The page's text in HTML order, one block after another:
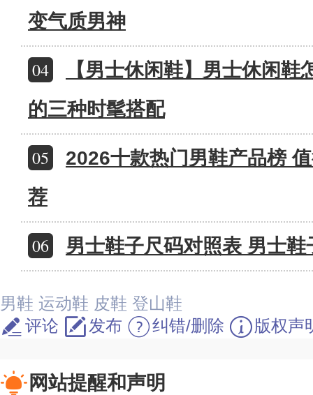
变气质男神
04
【男士休闲鞋】男士休闲
的三种时髦搭配
05
2026十款热门男鞋产品榜
荐
06 男士鞋子尺码对照表 男士
男鞋 运动鞋 皮鞋 登山鞋
评论
发布 纠错/删除 版权声
网站提醒和声明